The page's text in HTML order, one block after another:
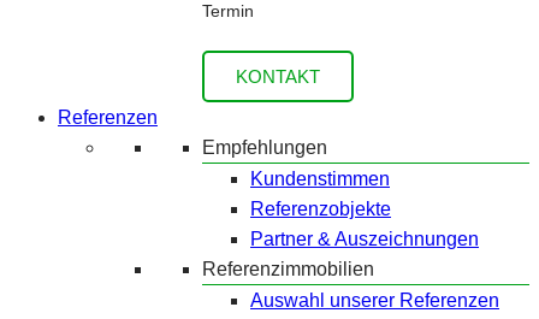
Termin
KONTAKT
Referenzen
Empfehlungen
Kundenstimmen
Referenzobjekte
Partner & Auszeichnungen
Referenzimmobilien
Auswahl unserer Referenzen